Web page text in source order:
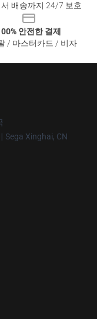
배송까지 24/7 보호
안전한 결제
/ 마스터카드 / 비자
Sega Xinghai, CN